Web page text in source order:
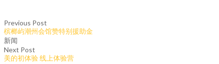
Previous Post
槟榔屿潮州会馆赞特别援助金
新闻
Next Post
美的初体验 线上体验营